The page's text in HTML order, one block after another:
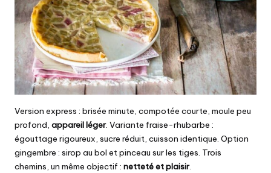
Version express : brisée minute, compotée courte, moule peu
profond, appareil léger. Variante fraise-rhubarbe :
égouttage rigoureux, sucre réduit, cuisson identique. Option
gingembre : sirop au bol et pinceau sur les tiges. Trois
chemins, un même objectif : netteté et plaisir.